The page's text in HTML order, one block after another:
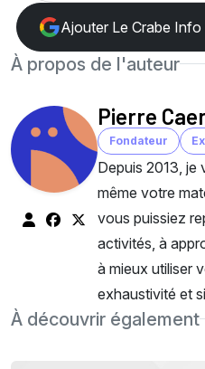
Ajouter Le Crabe
À propos de l'auteur
Pierre
Fondateur
Depuis 2013, je
même votre
vous puissiez
activités, à
à mieux utiliser
exhaustivité et
À découvrir également